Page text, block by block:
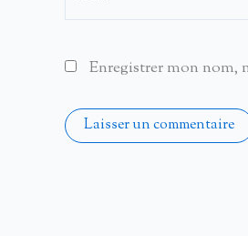
Enregistrer mon nom,